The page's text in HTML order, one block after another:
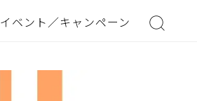
イベント／キャンペーン